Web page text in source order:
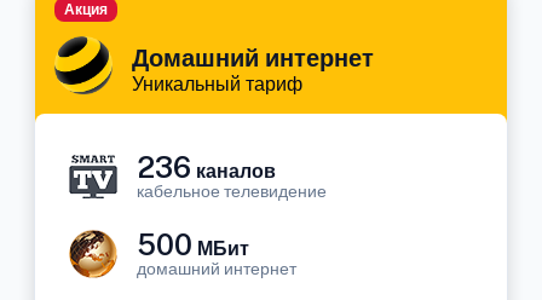
Домашний интернет
Уникальный тариф
Акция
236 каналов
кабельное телевидение
500 МБит
домашний интернет